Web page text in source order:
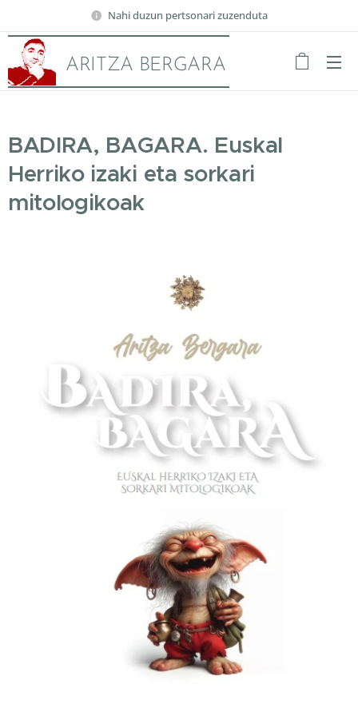
Nahi duzun pertsonari zuzenduta
ARITZA BERGARA
BADIRA, BAGARA. Euskal
Herriko izaki eta sorkari
mitologikoak